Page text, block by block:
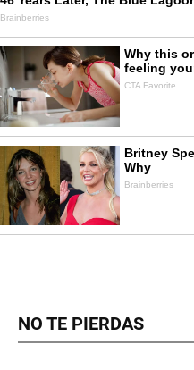
NO TE PIERDAS